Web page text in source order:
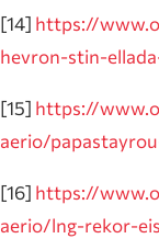
[14] https://
hevron-stin-
[15] https://
aerio/
[16] https://
aerio/lng-rekor-